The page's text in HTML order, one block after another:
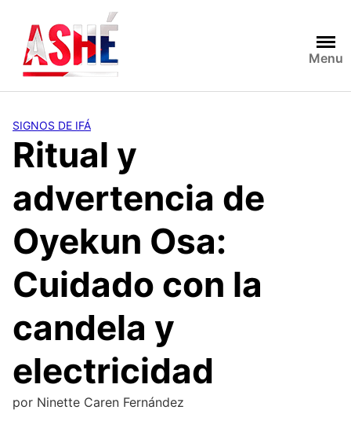
contenido
Menu
SIGNOS DE IFÁ
Ritual y
advertencia de
Oyekun Osa:
Cuidado con la
candela y
electricidad
por Ninette Caren Fernández